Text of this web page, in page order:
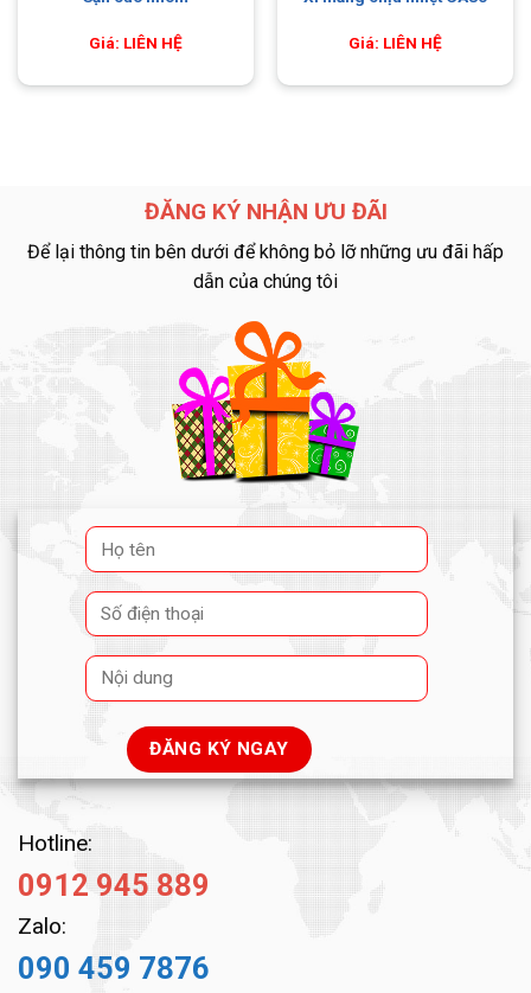
Giá: LIÊN HỆ Giá: LIÊN HỆ
ĐĂNG KÝ NHẬN ƯU ĐÃI
Để lại thông tin bên dưới để không bỏ lỡ những ưu đãi hấp
dẫn của chúng tôi
Hotline:
0912 945 889
Zalo:
090 459 7876